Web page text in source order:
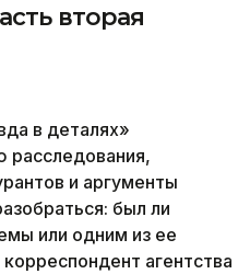
вторая
в деталях»
расследования,
и аргументы
был ли
или одним из ее
агентства